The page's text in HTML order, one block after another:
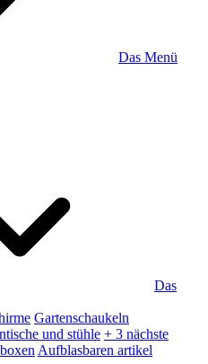
Das Menü
Das
Gartenschaukeln
und stühle + 3 nächste
Aufblasbaren artikel